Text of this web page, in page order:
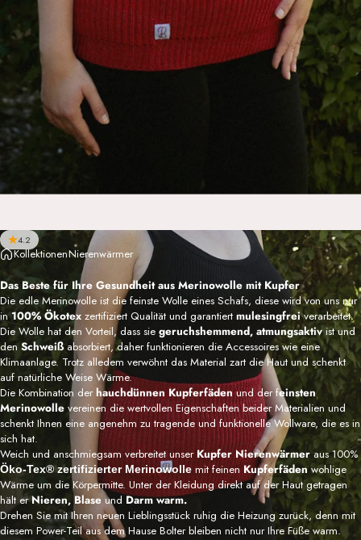
KollektionenNierenwärmer
Das Beste für Ihre Gesundheit aus Merinowolle mit Kupfer
Die edle Merinowolle ist die feinste Wolle eines Schafs, diese wird von uns nur
in100% Ökotex zertifiziert Qualität und garantiert mulesingfreiverarbeitet.
Die Wolle hat den Vorteil, dass sie geruchshemmend, atmungsaktivist und
den Schweißabsorbiert, daher funktionieren die Accessoires wie eine
Klimaanlage. Trotz alledem verwöhnt das Material zart die Haut und schenkt
auf natürliche Weise Wärme.
Die Kombination derhauchdünnen Kupferfäden und der feinsten
Merinowolle vereinen die wertvollen Eigenschaften beider Materialien und
schenkt Ihnen eine angenehm zu tragende und funktionelle Wollware, die es in
sich hat.
Weich und anschmiegsam verbreitet unser Kupfer Nierenwärmer aus100%
Öko-Tex® zertifizierter Merinowolle mit feinenKupferfädenwohlige
Wärme um die Körpermitte. Unter der Kleidung direkt auf der Haut getragen
hält erNieren, Blase und Darm warm.
Drehen Sie mit Ihren neuen Lieblingsstück ruhig die Heizung zurück, denn mit
diesem Power-Teil aus dem Hause Bolter bleiben nicht nur Ihre Füße warm.
4.2